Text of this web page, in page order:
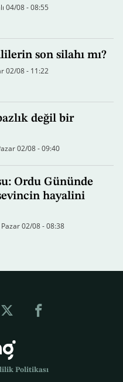
04/08 - 08:55
son silahı mı?
02/08 - 11:22
değil bir
02/08 - 09:40
Ordu Gününde
hayalini
Pazar 02/08 - 08:38
Politikası